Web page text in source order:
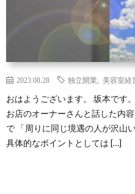
2023.08.28 独立開業 美容室経
おはようございます。 坂本です
お店のオーナーさんと話した内
で 「周りに同じ境遇の人が沢山
具体的なポイントとしては […]